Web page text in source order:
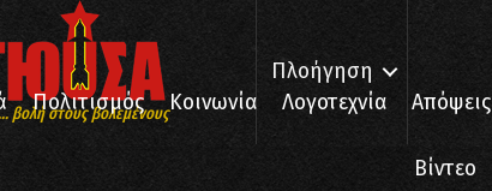
βολή στους βολεμένους
Πλοήγηση
Πολιτισμός Κοινωνία Λογοτεχνία Απόψεις
Βίντεο
Τίνος είναι αυτό το τραγούδι – “Από ξένο τόπο…”